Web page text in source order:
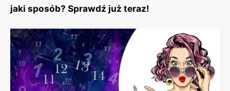
jaki sposób? Sprawdź już teraz!